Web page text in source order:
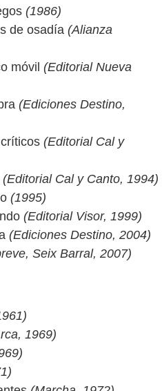
(1986)
de osadía (Alianza
móvil (Editorial Nueva
(Ediciones Destino,
(Editorial Cal y
(Editorial Cal y Canto, 1994)
(1995)
(Editorial Visor, 1999)
(Ediciones Destino, 2004)
Seix Barral, 2007)
1969)